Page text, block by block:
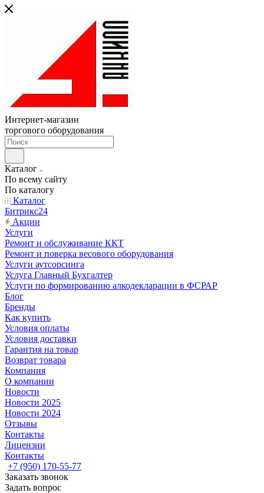
Интернет-магазин
торгового оборудования
Каталог
По всему сайту
По каталогу
Каталог
Битрикс24
Акции
Услуги
Ремонт и обслуживание ККТ
Ремонт и поверка весового оборудования
Услуги аутсорсинга
Услуга Главный Бухгалтер
Услуги по формированию алкодекларации в ФСРАР
Блог
Бренды
Как купить
Условия оплаты
Условия доставки
Гарантия на товар
Возврат товара
Компания
О компании
Новости
Новости 2025
Новости 2024
Отзывы
Контакты
Лицензии
Контакты
+7 (950) 170-55-77
Заказать звонок
Задать вопрос